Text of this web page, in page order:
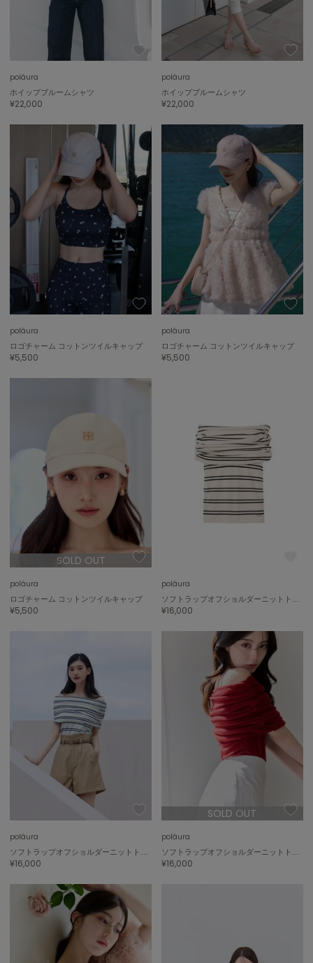
ミラオーウェン
MUCHA
ミュシャ
NIKE
ナイキ
null.
On
PATRICK
パトリック
フィリーチョコレート
poláura
SALOMON
sanrio house
SESAME STREET MARKET
セサミストリートマーケット
SHAKA
シャカ
Sneakers by emmi
スニーカーズ バイ エミ
poláura
ホイップブルームシャツ
¥22,000
poláura
ホイップブルームシャツ
¥22,000
poláura
ロゴチャーム コットンツイルキャップ
¥5,500
poláura
ロゴチャーム コットンツイルキャップ
¥5,500
SOLD OUT
poláura
ロゴチャーム コットンツイルキャップ
¥5,500
poláura
¥16,000
poláura
¥16,000
SOLD OUT
poláura
¥16,000